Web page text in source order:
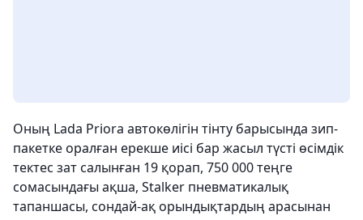
Оның Lada Priora автокөлігін тінту барысында зип-
пакетке оралған ерекше иісі бар жасыл түсті өсімдік
тектес зат салынған 19 қорап, 750 000 теңге
сомасындағы ақша, Stalker пневматикалық
тапаншасы, сондай-ақ орындықтардың арасынан